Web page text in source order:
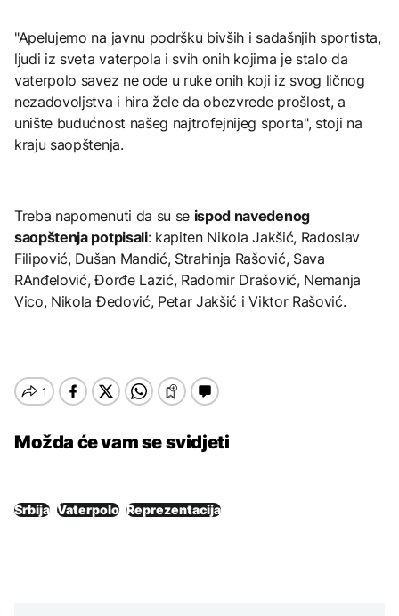
"Apelujemo na javnu podršku bivših i sadašnjih sportista,
ljudi iz sveta vaterpola i svih onih kojima je stalo da
vaterpolo savez ne ode u ruke onih koji iz svog ličnog
nezadovoljstva i hira žele da obezvrede prošlost, a
unište budućnost našeg najtrofejnijeg sporta", stoji na
kraju saopštenja.
Treba napomenuti da su se ispod navedenog
saopštenja potpisali: kapiten Nikola Jakšić, Radoslav
Filipović, Dušan Mandić, Strahinja Rašović, Sava
RAnđelović, Đorđe Lazić, Radomir Drašović, Nemanja
Vico, Nikola Đedović, Petar Jakšić i Viktor Rašović.
Možda će vam se svidjeti
Srbija Vaterpolo Reprezentacija